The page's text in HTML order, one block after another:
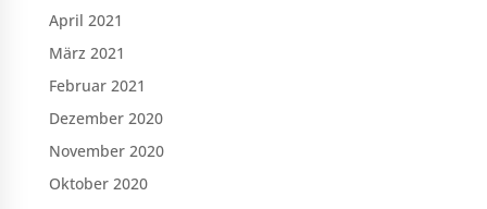
April 2021
März 2021
Februar 2021
Dezember 2020
November 2020
Oktober 2020